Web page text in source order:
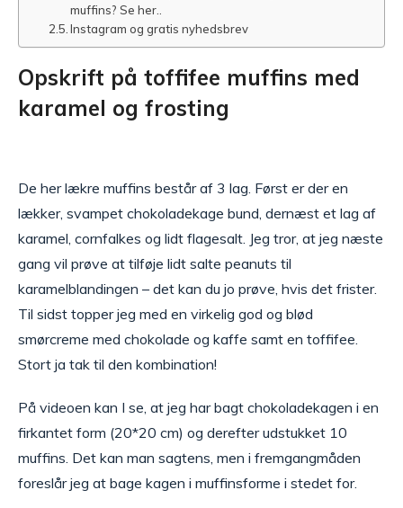
muffins? Se her..
Instagram og gratis nyhedsbrev
Opskrift på toffifee muffins med
karamel og frosting
De her lækre muffins består af 3 lag. Først er der en
lækker, svampet chokoladekage bund, dernæst et lag af
karamel, cornfalkes og lidt flagesalt. Jeg tror, at jeg næste
gang vil prøve at tilføje lidt salte peanuts til
karamelblandingen – det kan du jo prøve, hvis det frister.
Til sidst topper jeg med en virkelig god og blød
smørcreme med chokolade og kaffe samt en toffifee.
Stort ja tak til den kombination!
På videoen kan I se, at jeg har bagt chokoladekagen i en
firkantet form (20*20 cm) og derefter udstukket 10
muffins. Det kan man sagtens, men i fremgangmåden
foreslår jeg at bage kagen i muffinsforme i stedet for.